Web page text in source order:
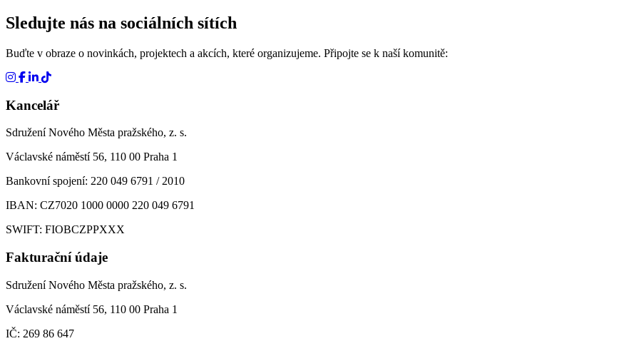
Sledujte nás na sociálních sítích
Buďte v obraze o novinkách, projektech a akcích, které organizujeme. Připojte se k naší komunitě:
Kancelář
Sdružení Nového Města pražského, z. s.
Václavské náměstí 56, 110 00 Praha 1
Bankovní spojení: 220 049 6791 / 2010
IBAN: CZ7020 1000 0000 220 049 6791
SWIFT: FIOBCZPPXXX
Fakturační údaje
Sdružení Nového Města pražského, z. s.
Václavské náměstí 56, 110 00 Praha 1
IČ: 269 86 647